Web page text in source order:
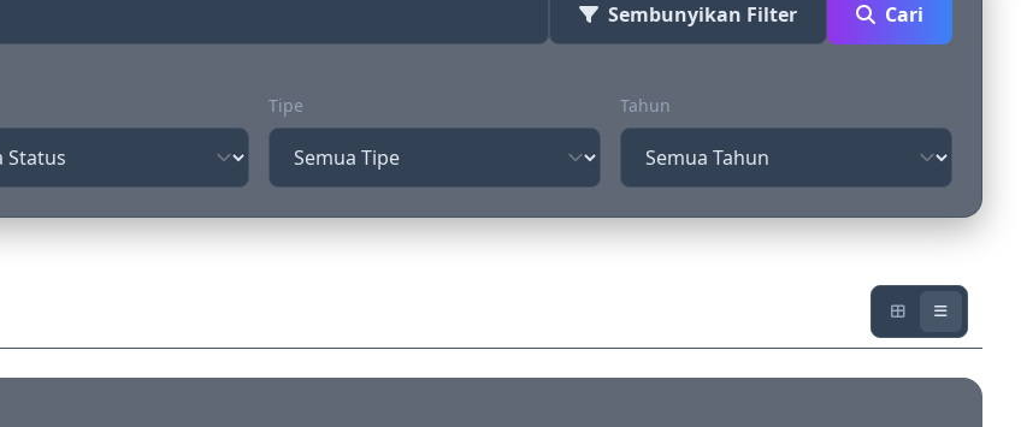
Sembunyikan Filter Cari
Tipe Tahun